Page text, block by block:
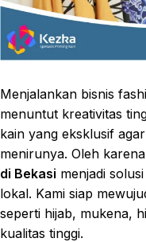
Menjalankan bisnis
menuntut kreativitas
kain yang eksklusif
menirunya. Oleh
di Bekasi menjadi
lokal. Kami siap
seperti hijab, mukena,
kualitas tinggi.